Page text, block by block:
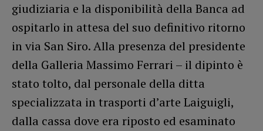
giudiziaria e la disponibilità della Banca ad
ospitarlo in attesa del suo definitivo ritorno
in via San Siro. Alla presenza del presidente
della Galleria Massimo Ferrari – il dipinto è
stato tolto, dal personale della ditta
specializzata in trasporti d’arte Laiguigli,
dalla cassa dove era riposto ed esaminato